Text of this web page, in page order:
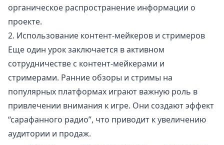
органическое распространение информации о
проекте.
2. Использование контент-мейкеров и стримеров
Еще один урок заключается в активном
сотрудничестве с контент-мейкерами и
стримерами. Ранние обзоры и стримы на
популярных платформах играют важную роль в
привлечении внимания к игре. Они создают эффект
“сарафанного радио”, что приводит к увеличению
аудитории и продаж.